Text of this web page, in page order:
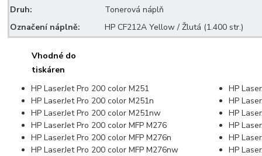
Druh:
Tonerová náplň
Označení náplně:
HP CF212A Yellow / Žlutá (1.400 str.)
Vhodné do
tiskáren
HP LaserJet Pro 200 color M251
HP LaserJet Pro 200 color M251n
HP LaserJet Pro 200 color M251nw
HP LaserJet Pro 200 color MFP M276
HP LaserJet Pro 200 color MFP M276n
HP LaserJet Pro 200 color MFP M276nw
HP
HP
HP
HP
HP
HP